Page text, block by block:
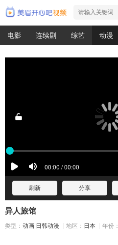
电影 连续剧 综艺 动漫
刷新 分享
异人旅馆
类型： 动画 日韩动漫 地区： 日本 年份：